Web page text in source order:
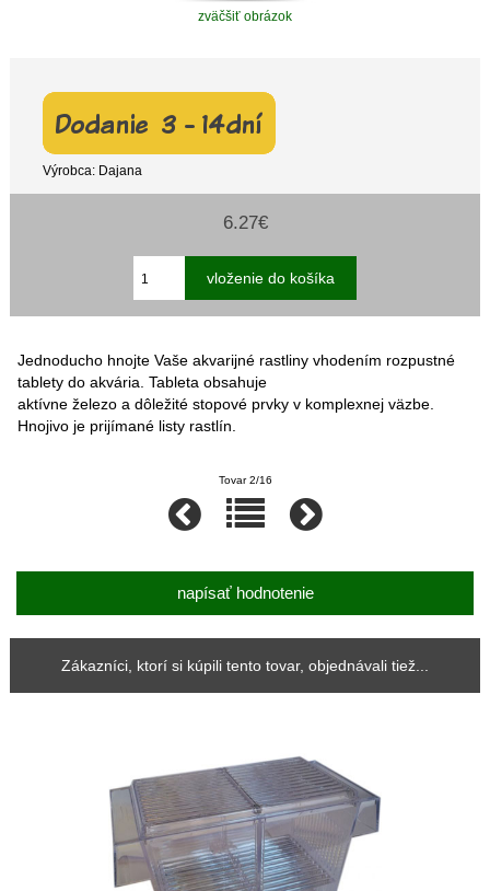
zväčšiť obrázok
Výrobca: Dajana
6.27€
Jednoducho hnojte Vaše akvarijné rastliny vhodením rozpustné
tablety do akvária. Tableta obsahuje
aktívne železo a dôležité stopové prvky v komplexnej väzbe.
Hnojivo je prijímané listy rastlín.
Tovar 2/16
napísať hodnotenie
Zákazníci, ktorí si kúpili tento tovar, objednávali tiež...